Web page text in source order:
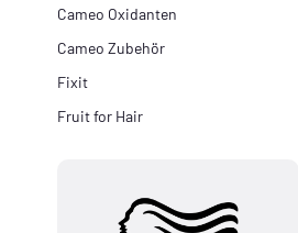
Cameo Oxidanten
Cameo Zubehör
Fixit
Fruit for Hair